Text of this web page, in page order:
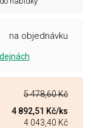
na objednávku
5 478,60 Kč
4 892,51 Kč/ks
4 043,40 Kč